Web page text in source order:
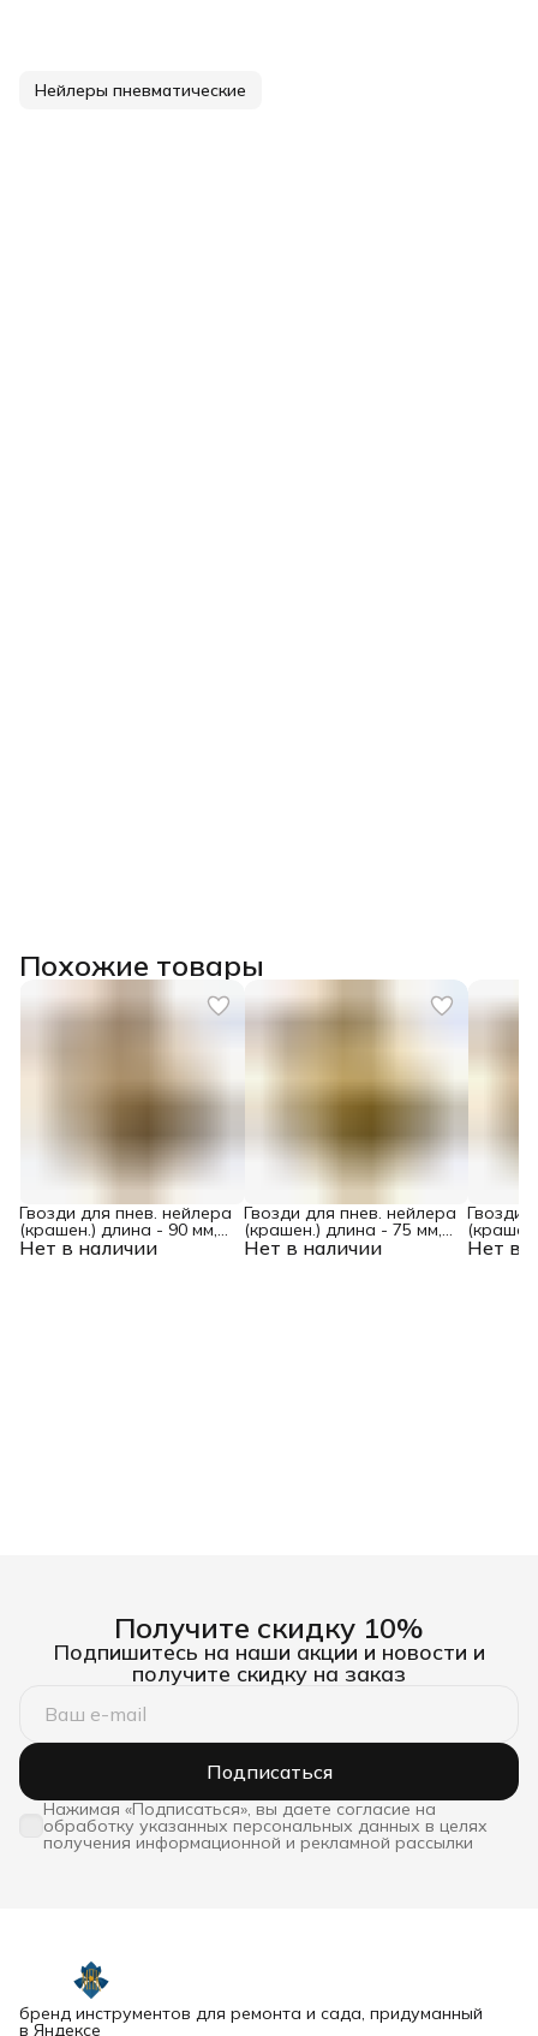
Нейлеры пневматические
Похожие товары
Нет в наличии
Гвозди для пнев. нейлера
(крашен.) длина - 90 мм,
диам. - 3,05 мм, 2000 шт. Нет в наличии
Гвозди для пнев. нейлера
(крашен.) длина - 75 мм,
диам. - 3,05 мм, 2000 шт. Нет в
Гвозди
диам. -
Получите скидку 10%
Подпишитесь на наши акции и новости и
получите скидку на заказ
Подписаться
Нажимая «Подписаться», вы даете согласие на
обработку указанных персональных данных в целях
получения информационной и рекламной рассылки
бренд инструментов для ремонта и сада, придуманный
в Яндексе